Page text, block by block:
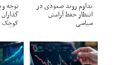
تداوم روند صعودی در
انتظار حفظ آرامش
سیاسی
توجه
کوچک